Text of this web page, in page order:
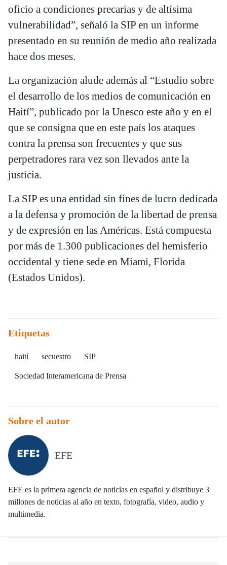
oficio a condiciones precarias y de altísima
vulnerabilidad”, señaló la SIP en un informe
presentado en su reunión de medio año realizada
hace dos meses.
La organización alude además al “Estudio sobre
el desarrollo de los medios de comunicación en
Haití”, publicado por la Unesco este año y en el
que se consigna que en este país los ataques
contra la prensa son frecuentes y que sus
perpetradores rara vez son llevados ante la
justicia.
La SIP es una entidad sin fines de lucro dedicada
a la defensa y promoción de la libertad de prensa
y de expresión en las Américas. Está compuesta
por más de 1.300 publicaciones del hemisferio
occidental y tiene sede en Miami, Florida
(Estados Unidos).
Etiquetas
haití secuestro SIP
Sociedad Interamericana de Prensa
Sobre el autor
EFE
EFE es la primera agencia de noticias en español y distribuye 3
millones de noticias al año en texto, fotografía, video, audio y
multimedia.